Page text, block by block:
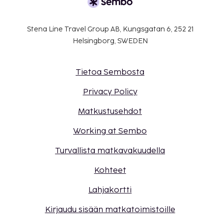
Stena Line Travel Group AB, Kungsgatan 6, 252 21
Helsingborg, SWEDEN
Tietoa Sembosta
Privacy Policy
Matkustusehdot
Working at Sembo
Turvallista matkavakuudella
Kohteet
Lahjakortti
Kirjaudu sisään matkatoimistoille